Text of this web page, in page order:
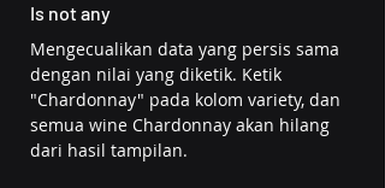
Is not any
Mengecualikan data yang persis sama
dengan nilai yang diketik. Ketik
"Chardonnay" pada kolom variety, dan
semua wine Chardonnay akan hilang
dari hasil tampilan.